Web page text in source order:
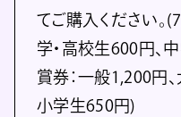
てご購入ください。
学・高校生600円、
賞券：一般1,200円、
小学生650円)